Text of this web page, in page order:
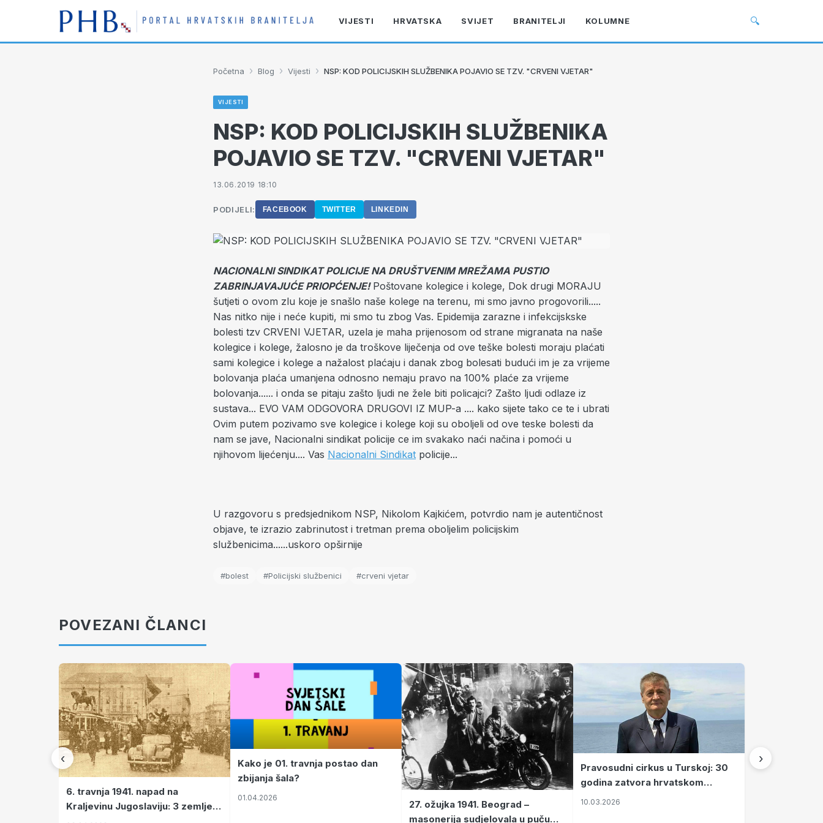
VIJESTI HRVATSKA SVIJET BRANITELJI KOLUMNE 🔍
Početna › Blog › Vijesti › NSP: KOD POLICIJSKIH SLUŽBENIKA POJAVIO SE TZV. "CRVENI VJETAR"
VIJESTI
NSP: KOD POLICIJSKIH SLUŽBENIKA
POJAVIO SE TZV. "CRVENI VJETAR"
13.06.2019 18:10
PODIJELI: FACEBOOK TWITTER LINKEDIN
NACIONALNI SINDIKAT POLICIJE NA DRUŠTVENIM MREŽAMA PUSTIO
ZABRINJAVAJUĆE PRIOPĆENJE!Poštovane kolegice i kolege, Dok drugi MORAJU
šutjeti o ovom zlu koje je snašlo naše kolege na terenu, mi smo javno progovorili.....
Nas nitko nije i neće kupiti, mi smo tu zbog Vas. Epidemija zarazne i infekcijskske
bolesti tzv CRVENI VJETAR, uzela je maha prijenosom od strane migranata na naše
kolegice i kolege, žalosno je da troškove liječenja od ove teške bolesti moraju plaćati
sami kolegice i kolege a nažalost plaćaju i danak zbog bolesati budući im je za vrijeme
bolovanja plaća umanjena odnosno nemaju pravo na 100% plaće za vrijeme
bolovanja...... i onda se pitaju zašto ljudi ne žele biti policajci? Zašto ljudi odlaze iz
sustava... EVO VAM ODGOVORA DRUGOVI IZ MUP-a .... kako sijete tako ce te i ubrati
Ovim putem pozivamo sve kolegice i kolege koji su oboljeli od ove teske bolesti da
nam se jave, Nacionalni sindikat policije ce im svakako naći načina i pomoći u
njihovom lijećenju.... Vas Nacionalni Sindikat policije...
U razgovoru s predsjednikom NSP, Nikolom Kajkićem, potvrdio nam je autentičnost
objave, te izrazio zabrinutost i tretman prema oboljelim policijskim
službenicima......uskoro opširnije
#bolest #Policijski službenici #crveni vjetar
POVEZANI ČLANCI
‹
6. travnja 1941. napad na
Kraljevinu Jugoslaviju: 3 zemlje
Kako je 01. travnja postao dan
zbijanja šala?
01.04.2026
27. ožujka 1941. Beograd –
masonerija sudjelovala u puču
Pravosudni cirkus u Turskoj: 30
godina zatvora hrvatskom
kapetanu kojeg su sami pustili
10.03.2026
›